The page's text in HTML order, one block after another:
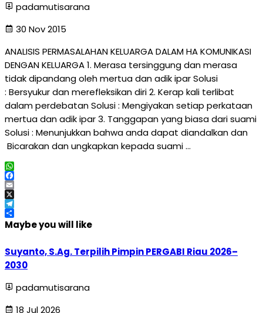
padamutisarana
30 Nov 2015
ANALISIS PERMASALAHAN KELUARGA DALAM HA KOMUNIKASI
DENGAN KELUARGA 1. Merasa tersinggung dan merasa
tidak dipandang oleh mertua dan adik ipar Solusi
: Bersyukur dan merefleksikan diri 2. Kerap kali terlibat
dalam perdebatan Solusi : Mengiyakan setiap perkataan
mertua dan adik ipar 3. Tanggapan yang biasa dari suami
Solusi : Menunjukkan bahwa anda dapat diandalkan dan
Bicarakan dan ungkapkan kepada suami …
WhatsApp
Facebook
Email
X
Telegram
Share
Maybe you will like
Suyanto, S.Ag. Terpilih Pimpin PERGABI Riau 2026–
2030
padamutisarana
18 Jul 2026